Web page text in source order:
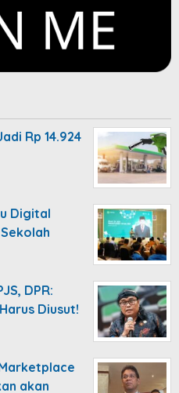
Rp 14.924
Digital
DPR:
Diusut!
akan